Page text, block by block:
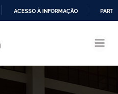
CONTEÚDO
ACESSO À INFORMAÇÃO